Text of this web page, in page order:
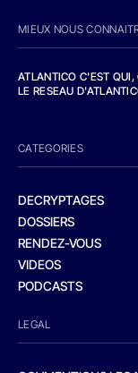
MIEUX NOUS
ATLANTICO C'EST
LE RESEAU
CATEGORIES
DECRYPTAGES
DOSSIERS
RENDEZ-VOUS
VIDEOS
PODCASTS
LEGAL